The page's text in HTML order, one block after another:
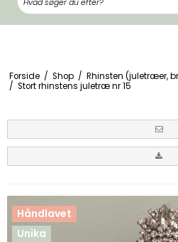
Forside / Shop / Rhinsten (juletræer,
/ Stort rhinstens juletræ nr 15
Håndlavet
Unika